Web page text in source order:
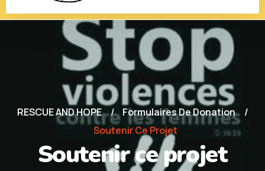
RESCUE AND HOPE
Formulaires De Donation
Soutenir Ce Projet
Soutenir ce projet